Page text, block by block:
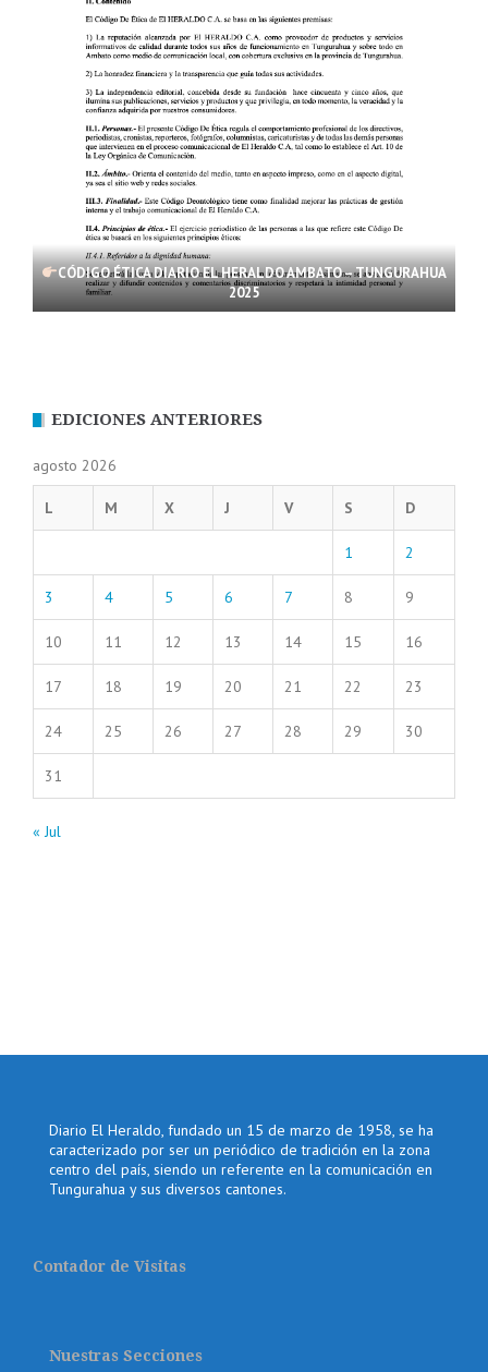
CÓDIGO ÉTICA DIARIO EL HERALDO AMBATO – TUNGURAHUA
2025
EDICIONES ANTERIORES
agosto 2026
L M X J V S D
1 2
3 4 5 6 7 8 9
10 11 12 13 14 15 16
17 18 19 20 21 22 23
24 25 26 27 28 29 30
31
« Jul
Diario El Heraldo, fundado un 15 de marzo de 1958, se ha
caracterizado por ser un periódico de tradición en la zona
centro del país, siendo un referente en la comunicación en
Tungurahua y sus diversos cantones.
Contador de Visitas
Nuestras Secciones